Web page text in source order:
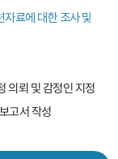
자료에 대한 조사 및
의뢰 및 감정인 지정
고서 작성